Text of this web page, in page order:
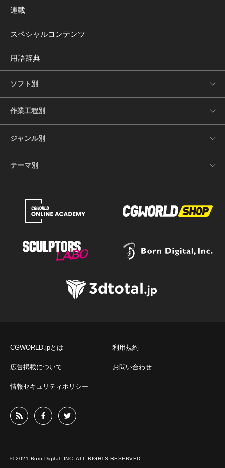
連載
スペシャルコンテンツ
用語辞典
ソフト別
作業工程別
ジャンル別
テーマ別
CGWORLD.jpとは 利用規約
広告掲載について お問い合わせ
情報セキュリティポリシー
© 2021 Born Digital, INC. ALL RIGHTS RESERVED.